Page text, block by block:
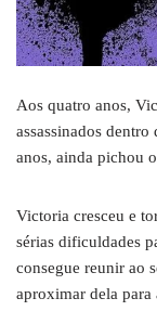
Aos quatro anos,
assassinados dentro
anos, ainda pichou
Victoria cresceu e
sérias dificuldades
consegue reunir ao
aproximar dela para